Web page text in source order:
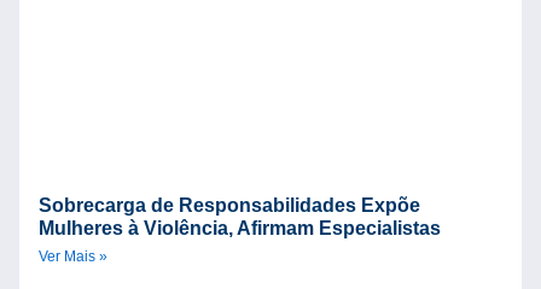
Sobrecarga de Responsabilidades Expõe
Mulheres à Violência, Afirmam Especialistas
Ver Mais »